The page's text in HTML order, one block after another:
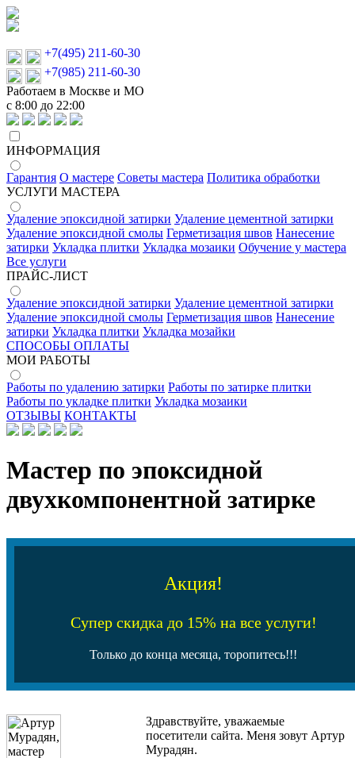
+7(495) 211-60-30
+7(985) 211-60-30
Работаем в Москве и МО
с 8:00 до 22:00
ИНФОРМАЦИЯ
Гарантия О мастере Советы мастера Политика обработки
УСЛУГИ МАСТЕРА
Удаление эпоксидной затирки Удаление цементной затирки
Удаление эпоксидной смолы Герметизация швов Нанесение
затирки Укладка плитки Укладка мозаики Обучение у мастера
Все услуги
ПРАЙС-ЛИСТ
Удаление эпоксидной затирки Удаление цементной затирки
Удаление эпоксидной смолы Герметизация швов Нанесение
затирки Укладка плитки Укладка мозайки
СПОСОБЫ ОПЛАТЫ
МОИ РАБОТЫ
Работы по удалению затирки Работы по затирке плитки
Работы по укладке плитки Укладка мозаики
ОТЗЫВЫ КОНТАКТЫ
Мастер по эпоксидной
двухкомпонентной затирке
Акция!
Супер скидка до 15% на все услуги!
Только до конца месяца, торопитесь!!!
Здравствуйте, уважаемые
посетители сайта. Меня зовут Артур
Мурадян.